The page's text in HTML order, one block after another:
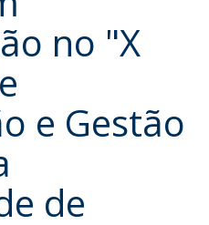
no "X
e Gestão
de